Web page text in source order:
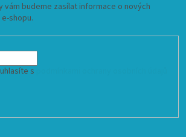
vám budeme zasílat informace o nových
shopu.
s